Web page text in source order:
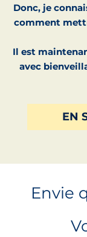
Donc, je
comment
Il est
avec
EN
Envie